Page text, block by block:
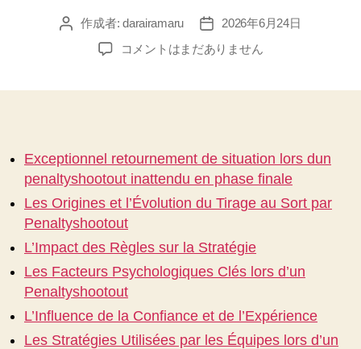
投
作成者:darairamaru
投
稿
日
2026年6月24日
コメントはまだありません
Exceptionnel retournement de situation lors dun
penaltyshootout inattendu en phase finale
Les Origines et l’Évolution du Tirage au Sort par
Penaltyshootout
L’Impact des Règles sur la Stratégie
Les Facteurs Psychologiques Clés lors d’un
Penaltyshootout
L’Influence de la Confiance et de l’Expérience
Les Stratégies Utilisées par les Équipes lors d’un